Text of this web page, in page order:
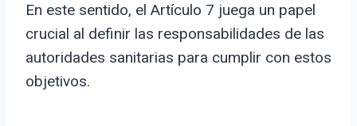
En este sentido, el Artículo 7 juega un papel
crucial al definir las responsabilidades de las
autoridades sanitarias para cumplir con estos
objetivos.